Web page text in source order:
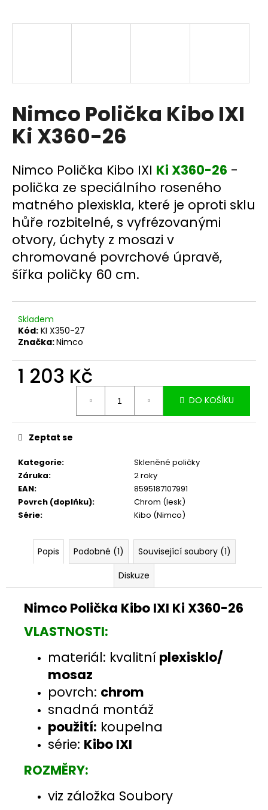
Nimco Polička Kibo IXI
Ki X360-26
Nimco Polička Kibo IXI Ki X360-26 -
polička ze speciálního roseného
matného plexiskla, které je oproti sklu
hůře rozbitelné, s vyfrézovanými
otvory, úchyty z mosazi v
chromované povrchové úpravě,
šířka poličky 60 cm.
Skladem
Kód: KI X350-27
Značka:Nimco
1 203 Kč
DO KOŠÍKU
Kategorie:
Skleněné poličky
Záruka:
2 roky
EAN:
8595187107991
Povrch (doplňku):
Chrom (lesk)
Série: Kibo (Nimco)
Zeptat se
Popis Podobné (1)
Související soubory (1)
Diskuze
Nimco Polička Kibo IXI Ki X360-26
VLASTNOSTI:
materiál: kvalitní plexisklo/
mosaz
povrch: chrom
snadná montáž
použití: koupelna
série: Kibo IXI
ROZMĚRY:
viz záložka Soubory
j
?
HLEDAT
D
o
p
o
r
u
č
u
j
m
e